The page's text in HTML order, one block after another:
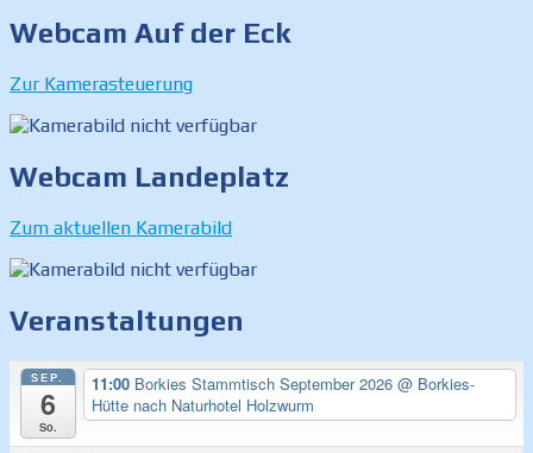
Webcam Auf der Eck
Zur Kamerasteuerung
Webcam Landeplatz
Zum aktuellen Kamerabild
Veranstaltungen
SEP.
6
So.
11:00 Borkies Stammtisch September 2026 @ Borkies-
Hütte nach Naturhotel Holzwurm